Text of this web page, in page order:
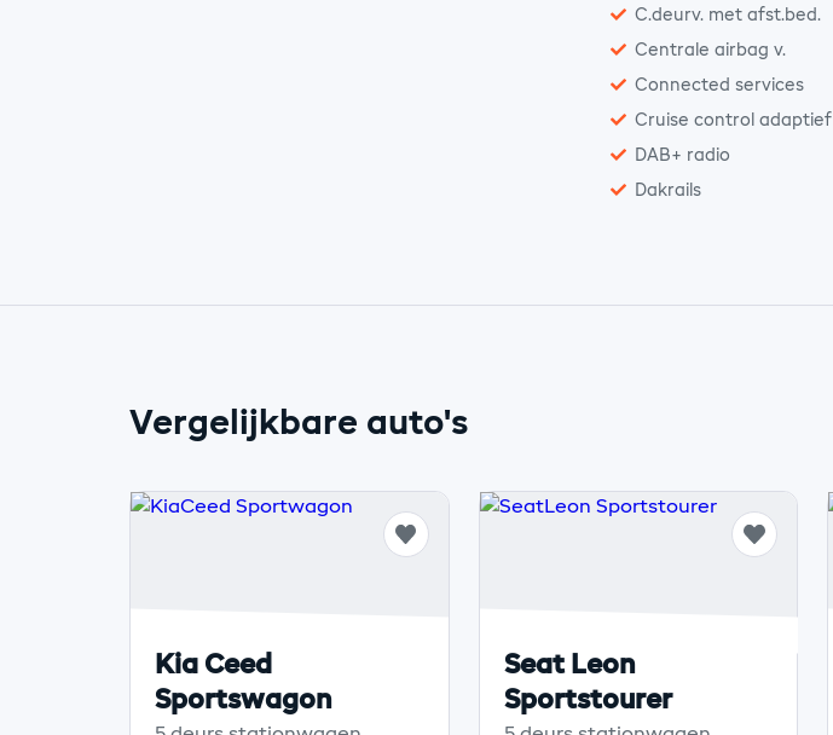
C.deurv. met afst.bed.
Centrale airbag v.
Connected services
Cruise control adaptief
DAB+ radio
Dakrails
Vergelijkbare auto's
Kia Ceed
Sportswagon
Seat Leon
Sportstourer